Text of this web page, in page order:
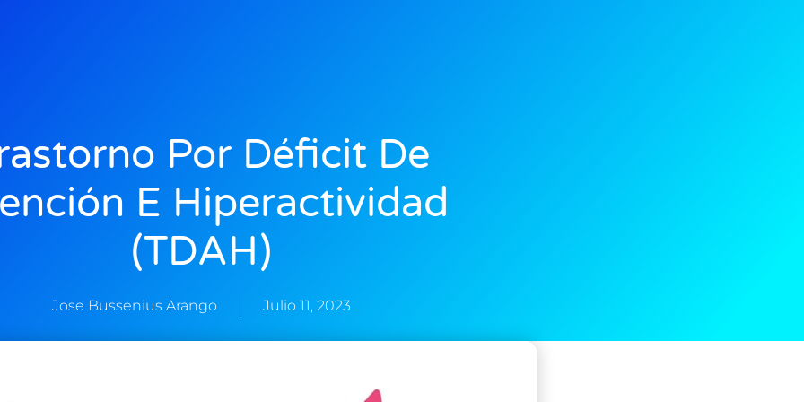
Por Déficit De
E Hiperactividad
(TDAH)
Jose Bussenius Arango Julio 11, 2023